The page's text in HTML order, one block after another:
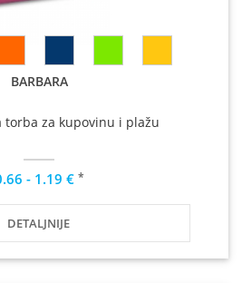
BARBARA
torba za kupovinu i plažu
- 1.19 € *
DETALJNIJE